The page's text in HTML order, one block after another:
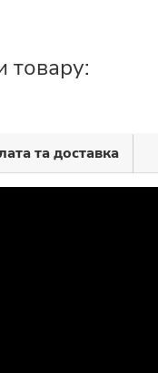
товару:
та доставка